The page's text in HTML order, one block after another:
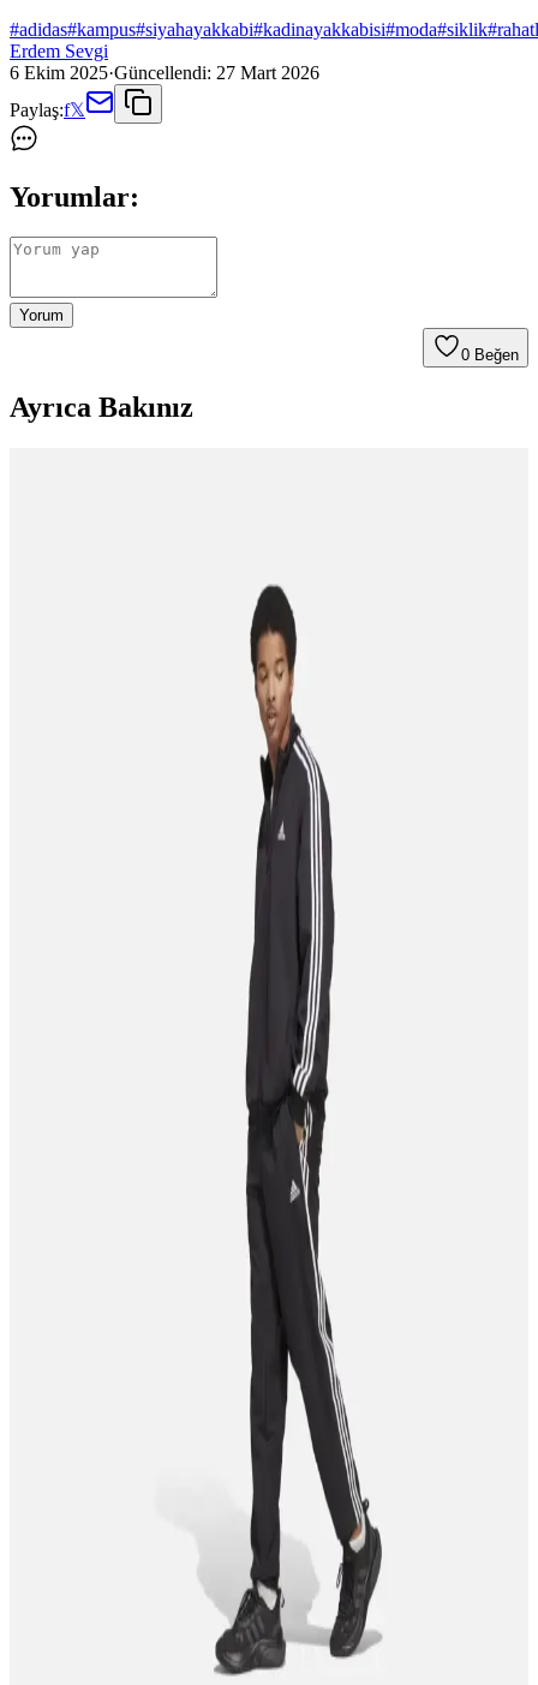
#adidas#kampus#siyahayakkabi#kadinayakkabisi#moda#siklik#
Erdem Sevgi
6 Ekim 2025·Güncellendi: 27 Mart 2026
Paylaş:f𝕏
Yorumlar:
Yorum
0 Beğen
Ayrıca Bakınız
Adidas ve Nike Erkek Koşu Ayakkabıları
Karşılaştırması: Özellikler ve Kullanıcı Yorumları
Adidas Sportswear IE8900 ve Nike Defyallday erkek koşu
ayakkabılarının malzeme, konfor, tasarım ve dayanıklılık özellikleri
Adidas FX3632 ve IE8900 Ultimashow 2.0
Modellerinin Karşılaştırması ve Kullanıcı Yorumları
İki adidas modeli FX3632 ve IE8900 Ultimashow 2.0'nin malzeme,
konfor ve performans özellikleri detaylı karşılaştırmasıyla
Adidas Lite Racer 4.0 ve Lite Racer 2.0 Modellerinin
Detaylı Karşılaştırması ve Kullanıcı Yorumları
Adidas Lite Racer 4.0 ve 2.0 modellerinin malzeme, tasarım ve
konfor özellikleri karşılaştırılarak, kullanım alanları ve kullanıcı
yorumlarıyla detaylı analiz sunuluyor.
Adidas Samba OG ve New Balance 530 Günlük
Ayakkabı Karşılaştırması
Adidas Samba OG ve New Balance 530 modellerinin malzeme,
konfor, dayanıklılık ve tasarım özellikleri detaylı karşılaştırması.
Kullanıcı yorumlarıyla ürünlerin avantajları ve dezavantajları ortaya
Adidas GW1981 Tensaur ve GW9250 Grand Court
Modellerinin Karşılaştırması
Adidas GW1981 Tensaur ve GW9250 Grand Court modellerinin
malzeme, tasarım, konfor ve dayanıklılık açısından detaylı
karşılaştırması, kullanıcı geri bildirimleri ve özellikleriyle birlikte
Adidas Terrex Tracerocker ve Tracerocker 2.0 Gore
Tex Ayakkabılarının Karşılaştırması
İki adidas ayakkabısını detaylı karşılaştırıyoruz: dayanıklılık, su
geçirmezlik ve konfor özellikleriyle ilgili bilgiler içeriyor.
Keko Adidas Eşofmanlar: Tasarım, Konfor ve
Fonksiyonelliği Bir Arada Sunan Modeller